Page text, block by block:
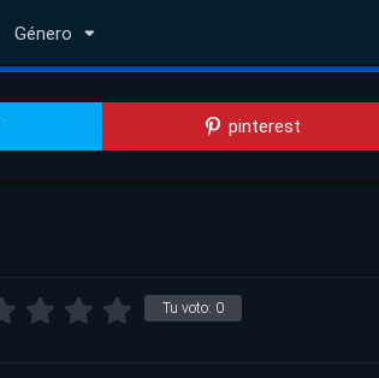
Género
pinterest
Tu voto: 0